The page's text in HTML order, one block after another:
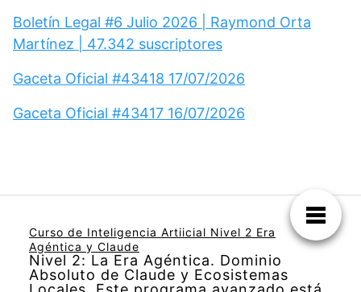
Boletín Legal #6 Julio 2026 | Raymond Orta
Martínez | 47.342 suscriptores
Gaceta Oficial #43418 17/07/2026
Gaceta Oficial #43417 16/07/2026
Curso de Inteligencia Artiicial Nivel 2 Era
Agéntica y Claude
Nivel 2: La Era Agéntica. Dominio
Absoluto de Claude y Ecosistemas